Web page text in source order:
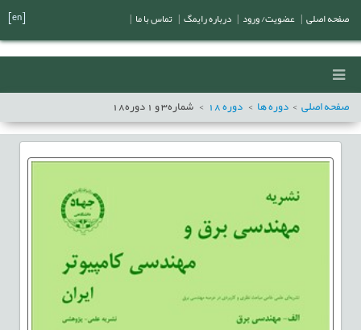
صفحه اصلی دوره ها دوره18 شماره3و1 دوره18
صفحه اصلی عضویت/ ورود درباره رایمگ تماس با ما